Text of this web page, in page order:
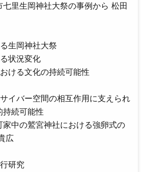
里生岡神社大祭の事例から 松田
生岡神社大祭
状況変化
ける文化の持続可能性
イバー空間の相互作用に支えられ
持続可能性
中の鷲宮神社における強卵式の
広
研究